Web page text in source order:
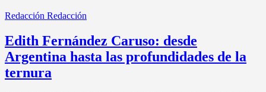
Redacción Redacción
Edith Fernández Caruso: desde
Argentina hasta las profundidades de la
ternura